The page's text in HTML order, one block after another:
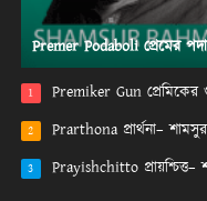
Premer Podaboli প্রেমের
1 Premiker Gun
2 Prarthona প্রার্থনা–
3 Prayishchitto